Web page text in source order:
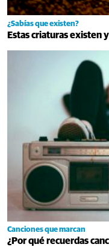
¿Sabías que existen?
Estas criaturas existen
Canciones que marcan
¿Por qué recuerdas